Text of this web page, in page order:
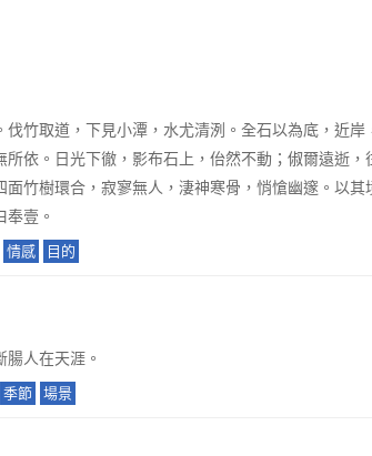
竹取道，下見小潭，水尤清洌。全石以為底，近
依。日光下徹，影布石上，佁然不動；俶爾遠逝
竹樹環合，寂寥無人，淒神寒骨，悄愴幽邃。以
壹。
情感 目的
人在天涯。
季節 場景